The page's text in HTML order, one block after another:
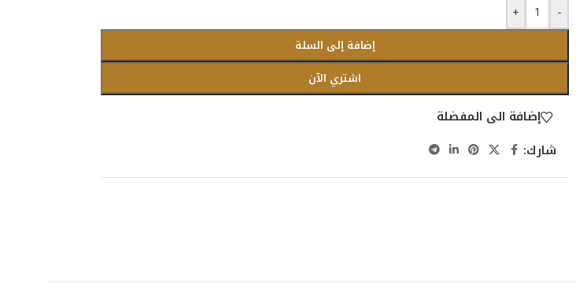
-
+
إضافة إلى السلة
اشتري الآن
إضافة الى المفضلة
شارك: